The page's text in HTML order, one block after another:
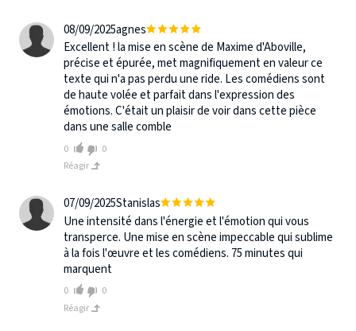
08/09/2025agnes
Excellent ! la mise en scène de Maxime d'Aboville,
précise et épurée, met magnifiquement en valeur ce
texte qui n'a pas perdu une ride. Les comédiens sont
de haute volée et parfait dans l'expression des
émotions. C'était un plaisir de voir dans cette pièce
dans une salle comble
0
0
Réagir
07/09/2025Stanislas
Une intensité dans l'énergie et l'émotion qui vous
transperce. Une mise en scène impeccable qui sublime
à la fois l'œuvre et les comédiens. 75 minutes qui
marquent
0
0
Réagir